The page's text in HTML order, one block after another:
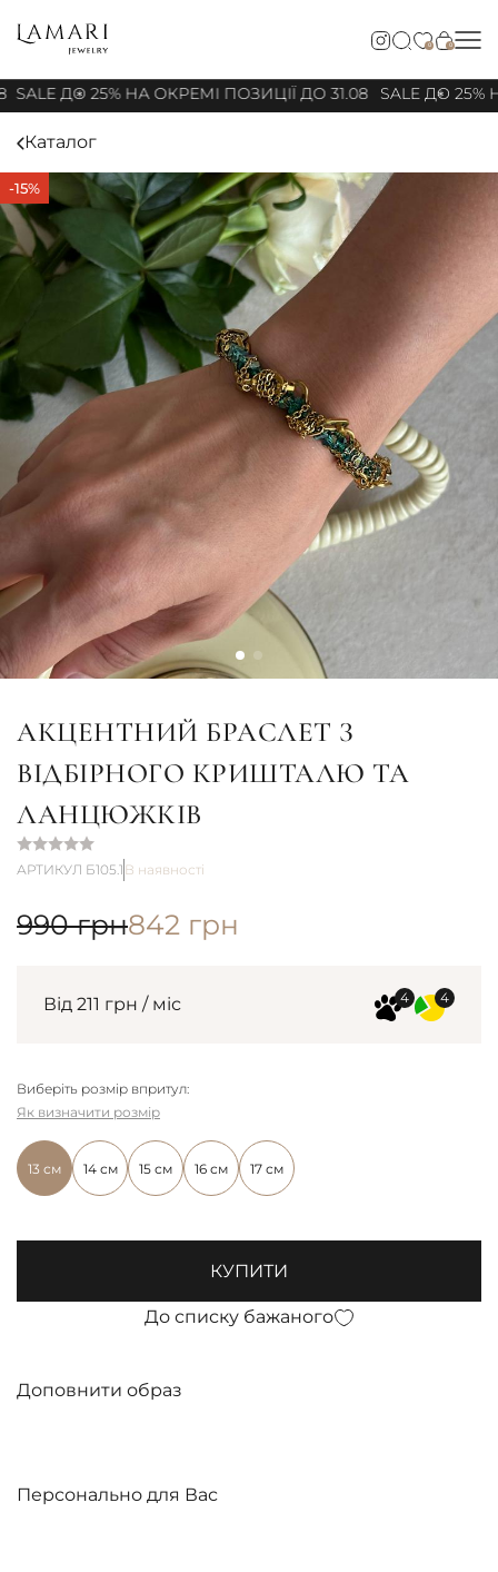
0 0
SALE ДО 25% НА ОКРЕМІ ПОЗИЦІЇ ДО 31.08 SALE ДО 25%
Каталог
-15%
АКЦЕНТНИЙ БРАСЛЕТ З
ВІДБІРНОГО КРИШТАЛЮ ТА
ЛАНЦЮЖКІВ
АРТИКУЛ Б105.1 В наявності
990грн842 грн
Від 211 грн / міс
Виберіть розмір впритул:
13 см 14 см 15 см 16 см 17 см
Як визначити розмір
КУПИТИ
До списку бажаного
Доповнити образ
Персонально для Вас